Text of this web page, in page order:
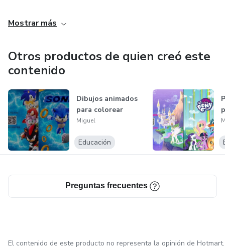
Y una amplio conocimiento
Soy hotmart tu eres hotmart
En la palma de tu mano para muchos problemas una
solución. Y se llama hotmart
Una verdadera maravilla. Que te ayudara a estar siempre
de darte innovación, lo más nuevo del mercado digital y
Mostrar más
Otros productos de quien creó este
contenido
Dibujos animados
para colorear
Miguel
Educación
Preguntas frecuentes
El contenido de este producto no representa la opinión de Hotmart.